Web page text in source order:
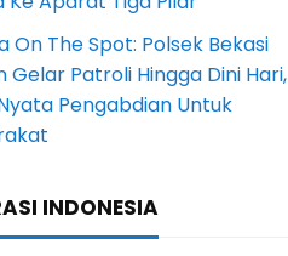
On The Spot: Polsek Bekasi
Gelar Patroli Hingga Dini Hari,
Pengabdian Untuk
INDONESIA